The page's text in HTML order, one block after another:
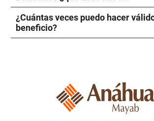
¿Cuántas veces puedo hacer
beneficio?